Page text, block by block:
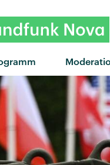
"Swim shirt" von